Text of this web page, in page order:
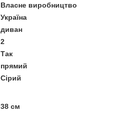
Власне виробництво
Україна
диван
2
Так
прямий
Сірий
38 см